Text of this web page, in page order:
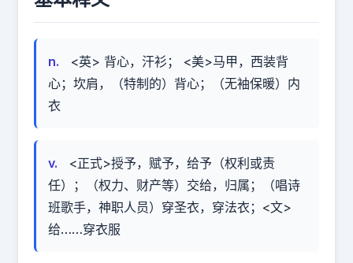
n.
<英> 背心，汗衫； <美>马甲，西装背
心；坎肩，（特制的）背心；（无袖保暖）内
衣
v.
<正式>授予，赋予，给予（权利或责
任）；（权力、财产等）交给，归属；（唱诗
班歌手，神职人员）穿圣衣，穿法衣；<文>
给……穿衣服